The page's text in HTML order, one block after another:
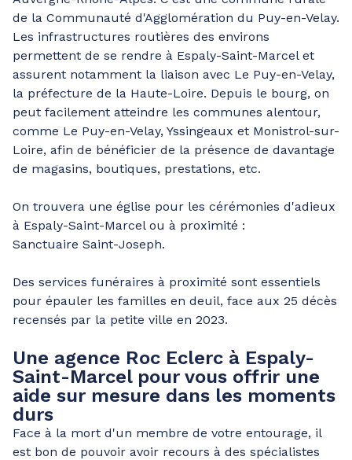
de la Communauté d'Agglomération du Puy-en-Velay.
Les infrastructures routières des environs
permettent de se rendre à Espaly-Saint-Marcel et
assurent notamment la liaison avec Le Puy-en-Velay,
la préfecture de la Haute-Loire. Depuis le bourg, on
peut facilement atteindre les communes alentour,
comme Le Puy-en-Velay, Yssingeaux et Monistrol-sur-
Loire, afin de bénéficier de la présence de davantage
de magasins, boutiques, prestations, etc.
On trouvera une église pour les cérémonies d'adieux
à Espaly-Saint-Marcel ou à proximité :
Sanctuaire Saint-Joseph.
Des services funéraires à proximité sont essentiels
pour épauler les familles en deuil, face aux 25 décès
recensés par la petite ville en 2023.
Une agence Roc Eclerc à Espaly-
Saint-Marcel pour vous offrir une
aide sur mesure dans les moments
durs
Face à la mort d'un membre de votre entourage, il
est bon de pouvoir avoir recours à des spécialistes